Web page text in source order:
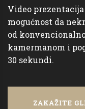
Video
mogućnost da
od
kamermanom i
30 sekundi.
ZAKAŽITE